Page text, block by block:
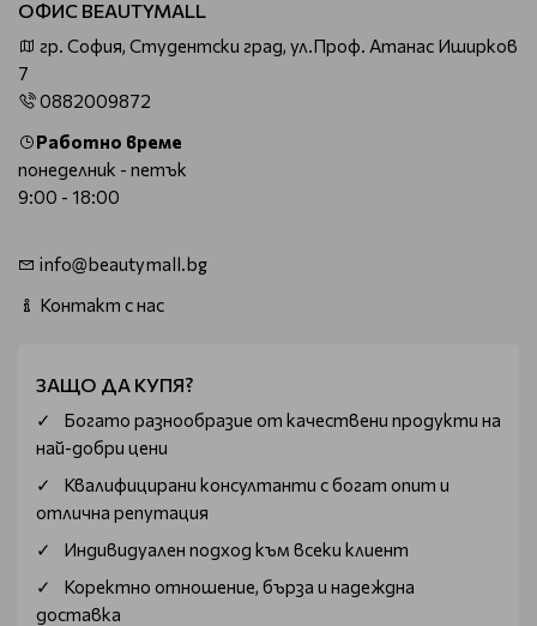
ОФИС BEAUTYMALL
гр. София, Студентски град, ул.Проф. Атанас Иширков
7
0882009872
Работно време
понеделник - петък
9:00 - 18:00
info@beautymall.bg
Контакт с нас
ЗАЩО ДА КУПЯ?
Богатo разнообразие от качествени продукти на
най-добри цени
Квалифицирани консултанти с богат опит и
отлична репутация
Индивидуален подход към всеки клиент
Коректно отношение, бърза и надеждна
доставка